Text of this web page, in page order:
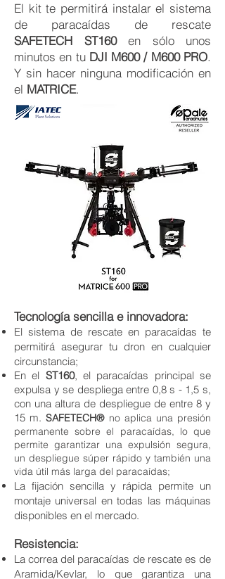
El kit te permitirá instalar el sistema
de paracaídas de rescate
SAFETECH ST160en sólo unos
minutos en tu DJI M600 / M600 PRO.
Y sin hacer ninguna modificación en
el MATRICE.
Tecnología sencilla e innovadora:
El sistema de rescate en paracaídas te
permitirá asegurar tu dron en cualquier
circunstancia;
En el ST160, el paracaídas principal se
expulsa y se despliega entre 0,8 s - 1,5 s,
con una altura de despliegue de entre 8 y
15 m. SAFETECH®no aplica una presión
permanente sobre el paracaídas, lo que
permite garantizar una expulsión segura,
un despliegue súper rápido y también una
vida útil más larga del paracaídas;
La fijación sencilla y rápida permite un
montaje universal en todas las máquinas
disponibles en el mercado.
Resistencia:
La correa del paracaídas de rescate es de
Aramida/Kevlar, lo que garantiza una